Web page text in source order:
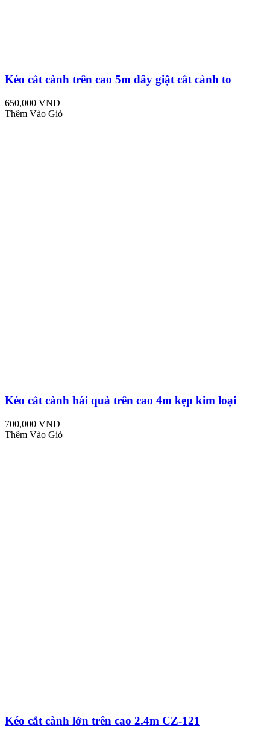
Kéo cắt cành trên cao 5m dây giật cắt cành to
650,000 VND
Thêm Vào Giỏ
Kéo cắt cành hái quả trên cao 4m kẹp kim loại
700,000 VND
Thêm Vào Giỏ
Kéo cắt cành lớn trên cao 2.4m CZ-121